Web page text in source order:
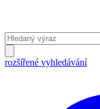
rozšířené vyhledávání